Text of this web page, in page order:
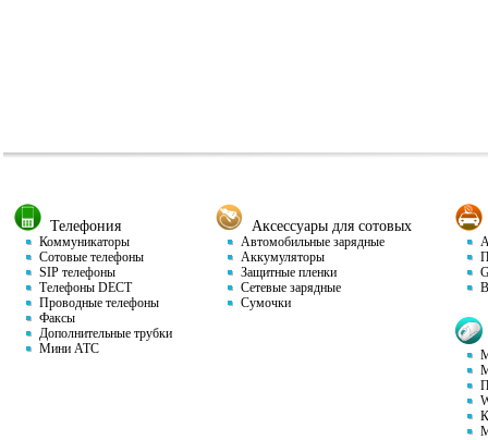
Телефония
Коммуникаторы
Сотовые телефоны
SIP телефоны
Телефоны DECT
Проводные телефоны
Факсы
Дополнительные трубки
Мини АТС
Аксессуары для сотовых
Автомобильные зарядные
Аккумуляторы
Защитные пленки
Сетевые зарядные
Сумочки